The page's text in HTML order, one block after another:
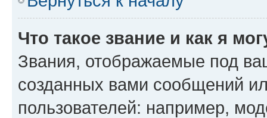
Что такое звание и как я
Звания, отображаемые под
созданных вами сообщений
пользователей: например,